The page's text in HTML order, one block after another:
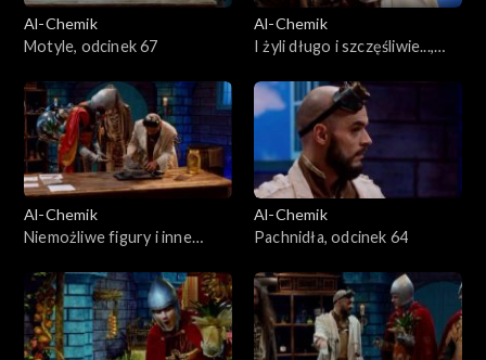
Al-Chemik
Motyle, odcinek 67
Al-Chemik
I żyli długo i szczęśliwie...,
Al-Chemik
Niemożliwe figury i inne
Al-Chemik
Pachnidła, odcinek 64